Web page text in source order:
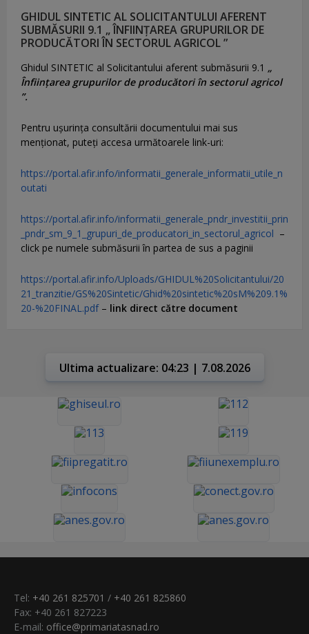
GHIDUL SINTETIC AL SOLICITANTULUI AFERENT
SUBMĂSURII 9.1 „ ÎNFIINȚAREA GRUPURILOR DE
PRODUCĂTORI ÎN SECTORUL AGRICOL ”
Ghidul SINTETIC al Solicitantului aferent submăsurii 9.1 „
Înființarea grupurilor de producători în sectorul agricol
”.
Pentru uşurinţa consultării documentului mai sus
menţionat, puteţi accesa următoarele link-uri:
https://portal.afir.info/informatii_generale_informatii_utile_n
outati
https://portal.afir.info/informatii_generale_pndr_investitii_prin
_pndr_sm_9_1_grupuri_de_producatori_in_sectorul_agricol –
click pe numele submăsurii în partea de sus a paginii
https://portal.afir.info/Uploads/GHIDUL%20Solicitantului/20
21_tranzitie/GS%20Sintetic/Ghid%20sintetic%20sM%209.1%
20-%20FINAL.pdf– link direct către document
Ultima actualizare: 04:23 | 7.08.2026
Tel: +40 261 825701 / +40 261 825860
Fax: +40 261 827223
E-mail: office@primariatasnad.ro